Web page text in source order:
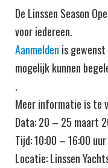
De Linssen Season
voor iedereen.
Aanmelden is
mogelijk kunnen
.
Meer informatie is te
Data: 20 – 25 maart
Tijd: 10:00 – 16:00 uur
Locatie: Linssen